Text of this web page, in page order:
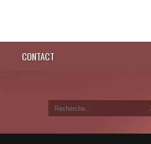
CONTACT